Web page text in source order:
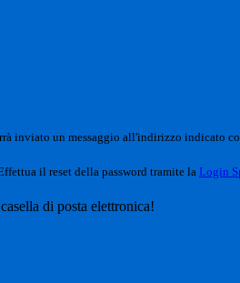
inviato un messaggio all'indirizzo indicato
il reset della password tramite la Login
di posta elettronica!